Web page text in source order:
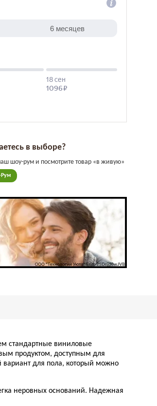
в выборе?
шоу-рум и посмотрите товар «в живую»
стандартные виниловые
продуктом, доступным для
для пола, который можно
неровных оснований. Надежная